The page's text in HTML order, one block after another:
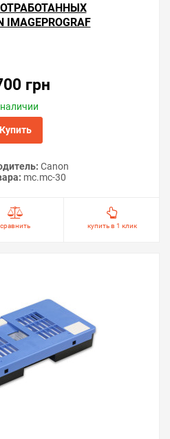
срока
прочистки
Каждая прочистка тратит
«памперса».
проверенных
не приходилось
частыми прочистками.
грн
Купить
Canon
mc.mc-30
сравнить купить в 1 клик